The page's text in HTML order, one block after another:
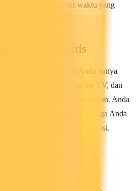
santai tanpa khawatir waktu yang
dan Praktis
digunakan dan praktis. Anda hanya
mengisi saldo pada voucher TV, dan
televisi yang Anda inginkan. Anda
tagihan bulanan, sehingga Anda
dalam menonton siaran televisi.
Terbaik untuk